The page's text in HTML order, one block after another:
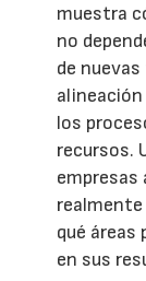
muestra
no
de
los
recursos.
empresas
qué áreas
en sus